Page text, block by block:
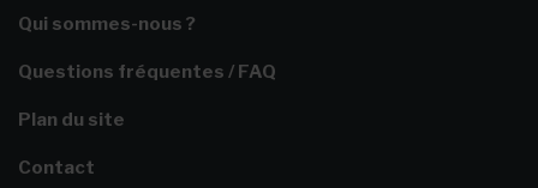
Qui sommes-nous ?
Questions fréquentes / FAQ
Plan du site
Contact